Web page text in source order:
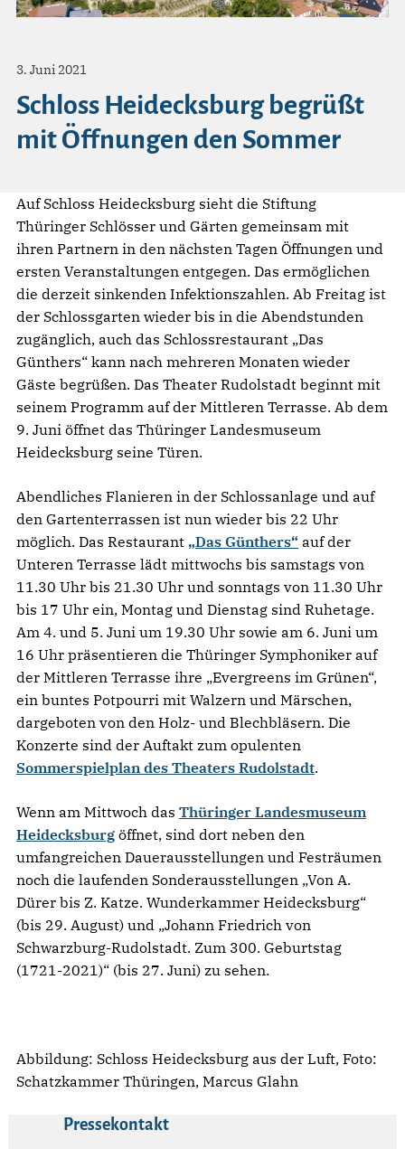
3. Juni 2021
Schloss Heidecksburg begrüßt
mit Öffnungen den Sommer
Auf Schloss Heidecksburg sieht die Stiftung
Thüringer Schlösser und Gärten gemeinsam mit
ihren Partnern in den nächsten Tagen Öffnungen und
ersten Veranstaltungen entgegen. Das ermöglichen
die derzeit sinkenden Infektionszahlen. Ab Freitag ist
der Schlossgarten wieder bis in die Abendstunden
zugänglich, auch das Schlossrestaurant „Das
Günthers“ kann nach mehreren Monaten wieder
Gäste begrüßen. Das Theater Rudolstadt beginnt mit
seinem Programm auf der Mittleren Terrasse. Ab dem
9. Juni öffnet das Thüringer Landesmuseum
Heidecksburg seine Türen.
Abendliches Flanieren in der Schlossanlage und auf
den Gartenterrassen ist nun wieder bis 22 Uhr
möglich. Das Restaurant „Das Günthers“ auf der
Unteren Terrasse lädt mittwochs bis samstags von
11.30 Uhr bis 21.30 Uhr und sonntags von 11.30 Uhr
bis 17 Uhr ein, Montag und Dienstag sind Ruhetage.
Am 4. und 5. Juni um 19.30 Uhr sowie am 6. Juni um
16 Uhr präsentieren die Thüringer Symphoniker auf
der Mittleren Terrasse ihre „Evergreens im Grünen“,
ein buntes Potpourri mit Walzern und Märschen,
dargeboten von den Holz- und Blechbläsern. Die
Konzerte sind der Auftakt zum opulenten
Sommerspielplan des Theaters Rudolstadt.
Wenn am Mittwoch das Thüringer Landesmuseum
Heidecksburg öffnet, sind dort neben den
umfangreichen Dauerausstellungen und Festräumen
noch die laufenden Sonderausstellungen „Von A.
Dürer bis Z. Katze. Wunderkammer Heidecksburg“
(bis 29. August) und „Johann Friedrich von
Schwarzburg-Rudolstadt. Zum 300. Geburtstag
(1721-2021)“ (bis 27. Juni) zu sehen.
Abbildung: Schloss Heidecksburg aus der Luft, Foto:
Schatzkammer Thüringen, Marcus Glahn
Pressekontakt